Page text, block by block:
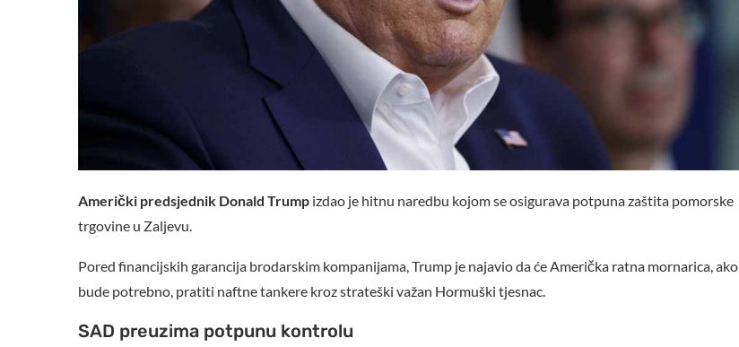
Američki predsjednik Donald Trump izdao je hitnu naredbu kojom se osigurava potpuna zaštita pomorske
trgovine u Zaljevu.
Pored financijskih garancija brodarskim kompanijama, Trump je najavio da će Američka ratna mornarica, ako
bude potrebno, pratiti naftne tankere kroz strateški važan Hormuški tjesnac.
SAD preuzima potpunu kontrolu